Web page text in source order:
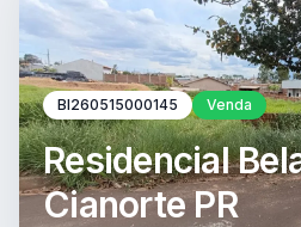
BI260515000145 Venda
Residencial
Cianorte PR